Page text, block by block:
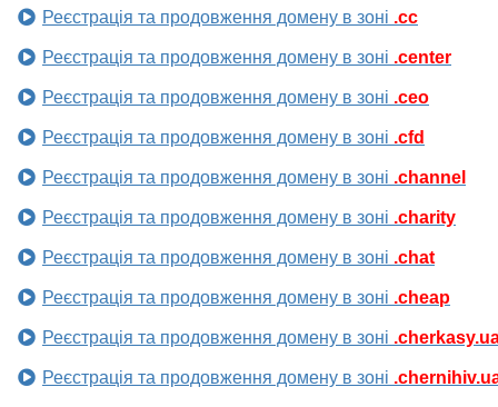
Реєстрація та продовження домену в зоні .cc
Реєстрація та продовження домену в зоні .center
Реєстрація та продовження домену в зоні .ceo
Реєстрація та продовження домену в зоні .cfd
Реєстрація та продовження домену в зоні .channel
Реєстрація та продовження домену в зоні .charity
Реєстрація та продовження домену в зоні .chat
Реєстрація та продовження домену в зоні .cheap
Реєстрація та продовження домену в зоні
Реєстрація та продовження домену в зоні